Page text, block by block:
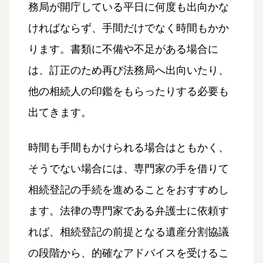
務局が開庁している平日に何度も出向かな
ければならず、手間だけでなく時間もかか
ります。書類に不備や不足がある場合に
は、訂正のため再び法務局へ出向いたり、
他の相続人の印鑑をもらったりする必要も
出てきます。
時間も手間もかけられる場合はともかく、
そうでない場合には、専門家の手を借りて
相続登記の手続を進めることをおすすめし
ます。法律の専門家である弁護士に依頼す
れば、相続登記の前提となる遺産分割協議
の段階から、的確なアドバイスを受けるこ